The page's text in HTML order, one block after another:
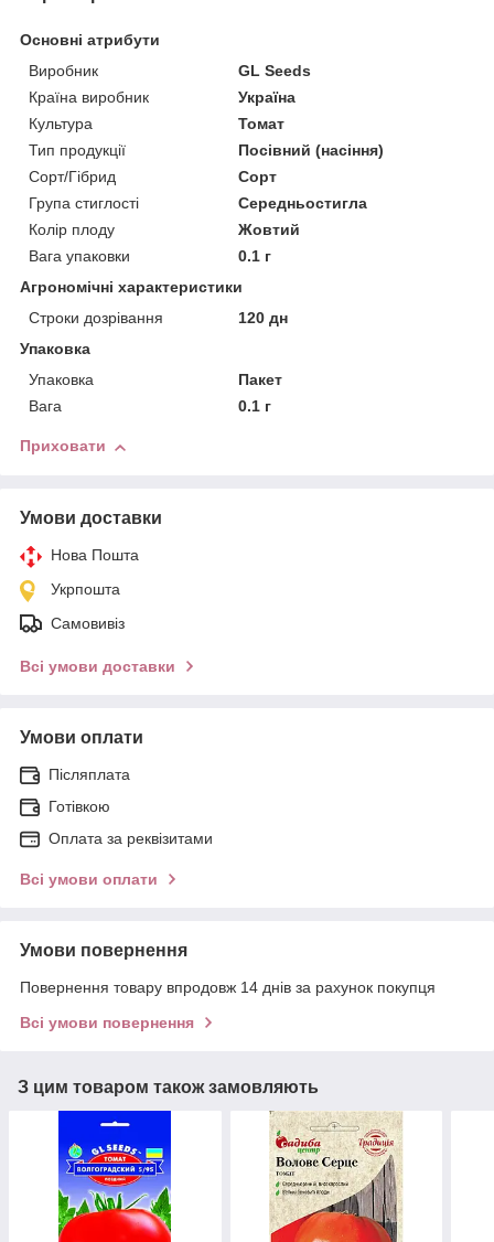
Основні атрибути
Виробник
GL Seeds
Країна виробник
Україна
Культура
Томат
Тип продукції
Посівний (насіння)
Сорт/Гібрид
Сорт
Група стиглості
Середньостигла
Колір плоду
Жовтий
Вага упаковки
0.1 г
Агрономічні характеристики
Строки дозрівання
120 дн
Упаковка
Упаковка
Пакет
Вага
0.1 г
Приховати
Умови доставки
Нова Пошта
Укрпошта
Самовивіз
Всі умови доставки
Умови оплати
Післяплата
Готівкою
Оплата за реквізитами
Всі умови оплати
Умови повернення
Повернення товару впродовж 14 днів за рахунок покупця
Всі умови повернення
З цим товаром також замовляють